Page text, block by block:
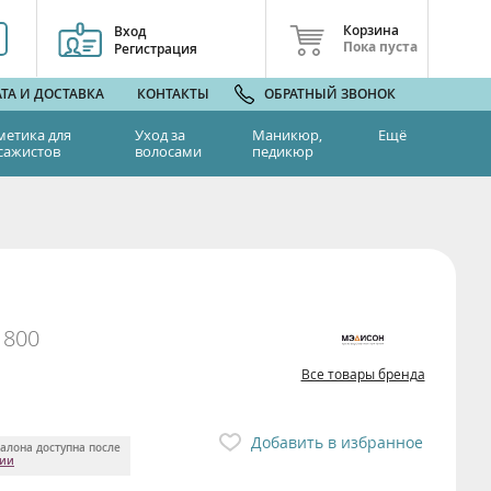
Вход
Регистрация
Корзина
Пока пуста
И ДОСТАВКА КОНТАКТЫ ОБРАТНЫЙ ЗВОНОК
для
Уход за
волосами
Маникюр,
педикюр
Ещё
Все товары бренда
Добавить в избранное
доступна после